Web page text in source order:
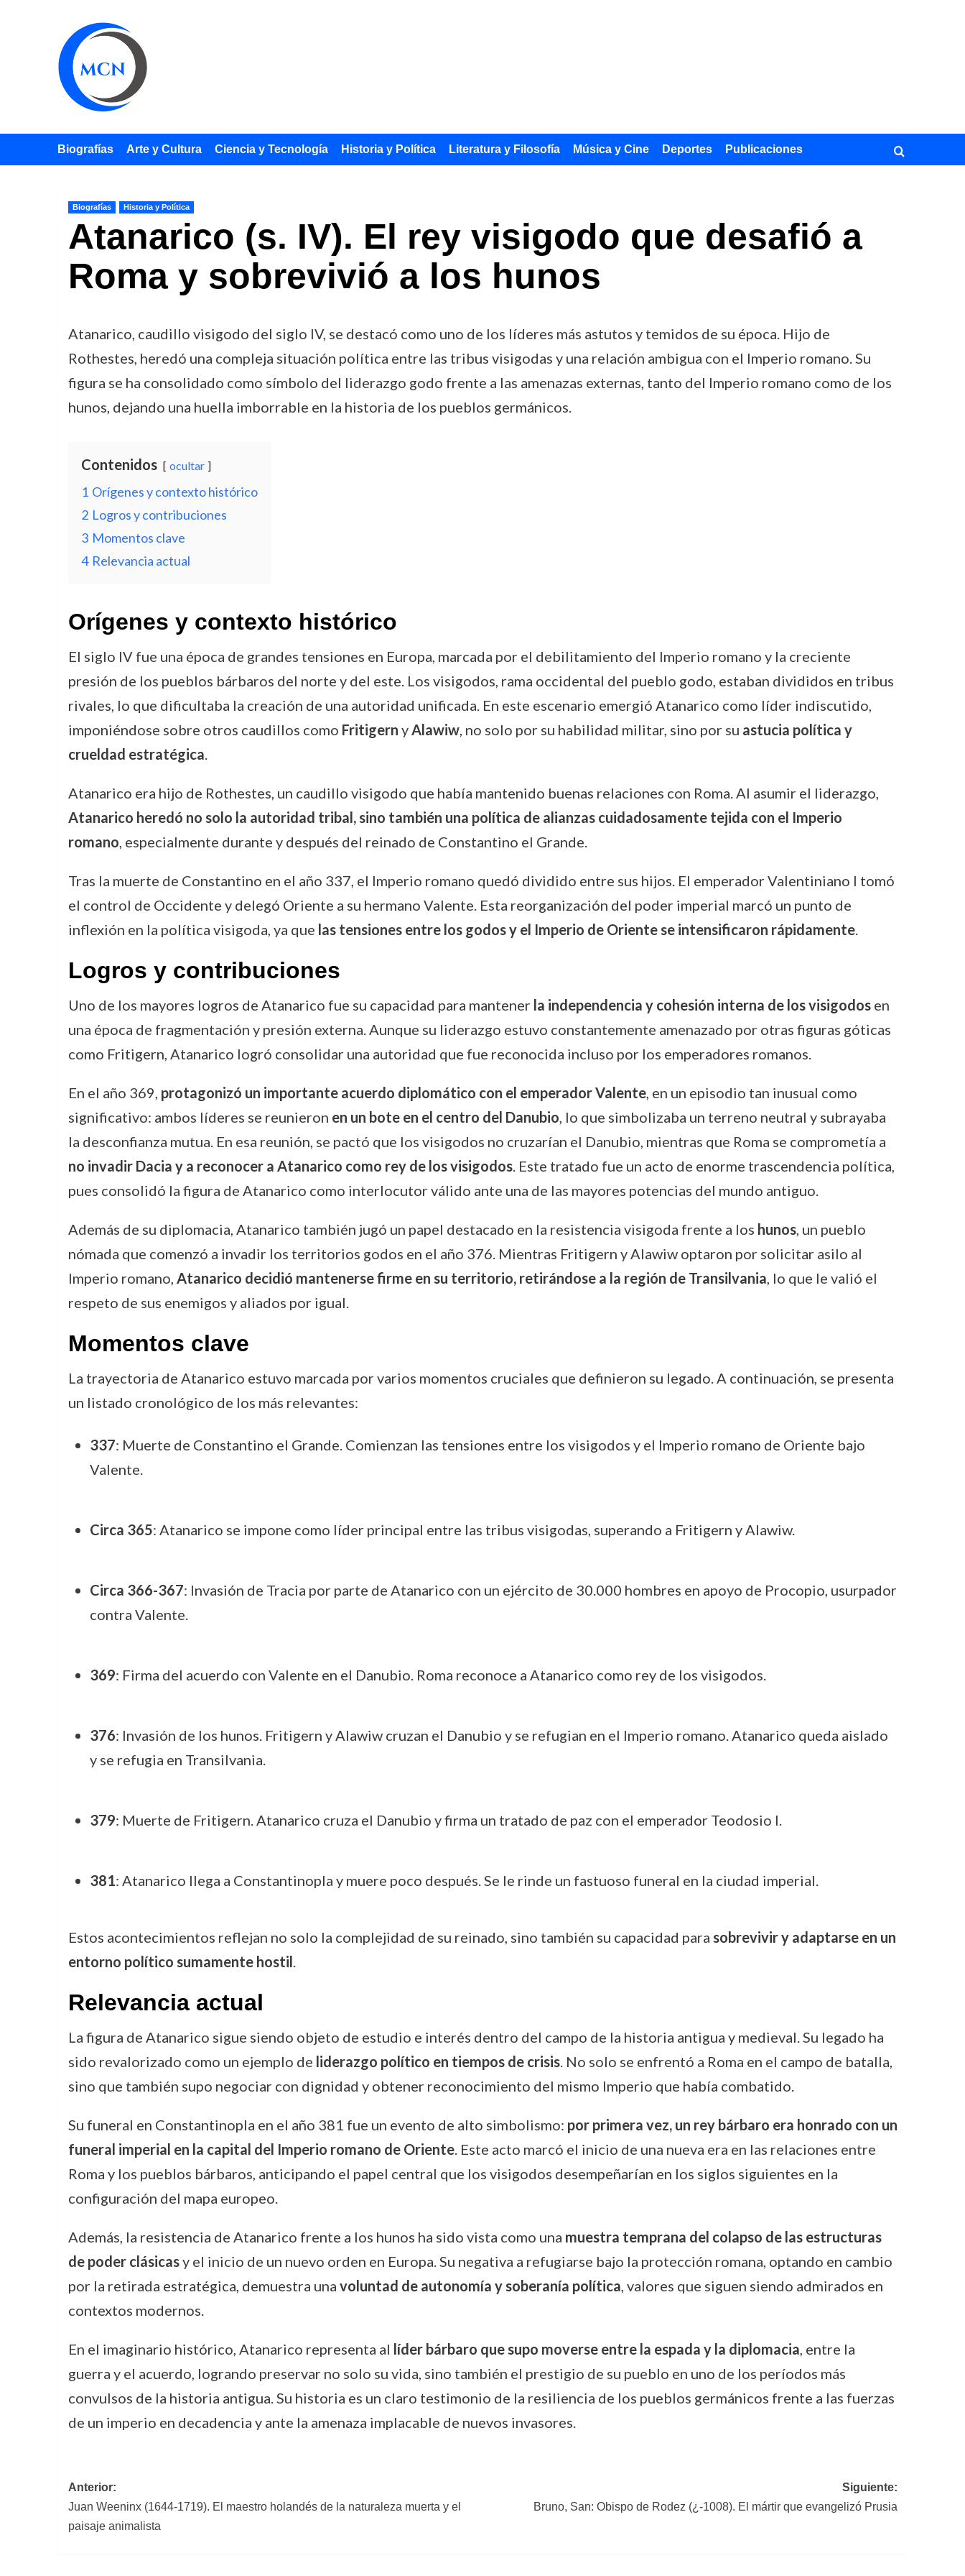
Biografías Arte y Cultura Ciencia y Tecnología Historia y Política Literatura y Filosofía Música y Cine Deportes Publicaciones
Biografías Historia y Política
Atanarico (s. IV). El rey visigodo que desafió a
Roma y sobrevivió a los hunos
Atanarico, caudillo visigodo del siglo IV, se destacó como uno de los líderes más astutos y temidos de su época. Hijo de
Rothestes, heredó una compleja situación política entre las tribus visigodas y una relación ambigua con el Imperio romano. Su
figura se ha consolidado como símbolo del liderazgo godo frente a las amenazas externas, tanto del Imperio romano como de los
hunos, dejando una huella imborrable en la historia de los pueblos germánicos.
Contenidos ocultar
1 Orígenes y contexto histórico
2 Logros y contribuciones
3 Momentos clave
4 Relevancia actual
Orígenes y contexto histórico
El siglo IV fue una época de grandes tensiones en Europa, marcada por el debilitamiento del Imperio romano y la creciente
presión de los pueblos bárbaros del norte y del este. Los visigodos, rama occidental del pueblo godo, estaban divididos en tribus
rivales, lo que dificultaba la creación de una autoridad unificada. En este escenario emergió Atanarico como líder indiscutido,
imponiéndose sobre otros caudillos como Fritigern yAlawiw, no solo por su habilidad militar, sino por su astucia política y
crueldad estratégica.
Atanarico era hijo de Rothestes, un caudillo visigodo que había mantenido buenas relaciones con Roma. Al asumir el liderazgo,
Atanarico heredó no solo la autoridad tribal, sino también una política de alianzas cuidadosamente tejida con el Imperio
romano, especialmente durante y después del reinado de Constantino el Grande.
Tras la muerte de Constantino en el año 337, el Imperio romano quedó dividido entre sus hijos. El emperador Valentiniano I tomó
el control de Occidente y delegó Oriente a su hermano Valente. Esta reorganización del poder imperial marcó un punto de
inflexión en la política visigoda, ya que las tensiones entre los godos y el Imperio de Oriente se intensificaron rápidamente.
Logros y contribuciones
Uno de los mayores logros de Atanarico fue su capacidad para mantener la independencia y cohesión interna de los visigodosen
una época de fragmentación y presión externa. Aunque su liderazgo estuvo constantemente amenazado por otras figuras góticas
como Fritigern, Atanarico logró consolidar una autoridad que fue reconocida incluso por los emperadores romanos.
En el año 369, protagonizó un importante acuerdo diplomático con el emperador Valente, en un episodio tan inusual como
significativo: ambos líderes se reunieron en un bote en el centro del Danubio, lo que simbolizaba un terreno neutral y subrayaba
la desconfianza mutua. En esa reunión, se pactó que los visigodos no cruzarían el Danubio, mientras que Roma se comprometía a
no invadir Dacia y a reconocer a Atanarico como rey de los visigodos. Este tratado fue un acto de enorme trascendencia política,
pues consolidó la figura de Atanarico como interlocutor válido ante una de las mayores potencias del mundo antiguo.
Además de su diplomacia, Atanarico también jugó un papel destacado en la resistencia visigoda frente a los hunos, un pueblo
nómada que comenzó a invadir los territorios godos en el año 376. Mientras Fritigern y Alawiw optaron por solicitar asilo al
Imperio romano, Atanarico decidió mantenerse firme en su territorio, retirándose a la región de Transilvania, lo que le valió el
respeto de sus enemigos y aliados por igual.
Momentos clave
La trayectoria de Atanarico estuvo marcada por varios momentos cruciales que definieron su legado. A continuación, se presenta
un listado cronológico de los más relevantes:
337: Muerte de Constantino el Grande. Comienzan las tensiones entre los visigodos y el Imperio romano de Oriente bajo
Valente.
Circa 365: Atanarico se impone como líder principal entre las tribus visigodas, superando a Fritigern y Alawiw.
Circa 366-367: Invasión de Tracia por parte de Atanarico con un ejército de 30.000 hombres en apoyo de Procopio, usurpador
contra Valente.
369: Firma del acuerdo con Valente en el Danubio. Roma reconoce a Atanarico como rey de los visigodos.
376: Invasión de los hunos. Fritigern y Alawiw cruzan el Danubio y se refugian en el Imperio romano. Atanarico queda aislado
y se refugia en Transilvania.
379: Muerte de Fritigern. Atanarico cruza el Danubio y firma un tratado de paz con el emperador Teodosio I.
381: Atanarico llega a Constantinopla y muere poco después. Se le rinde un fastuoso funeral en la ciudad imperial.
Estos acontecimientos reflejan no solo la complejidad de su reinado, sino también su capacidad para sobrevivir y adaptarse en un
entorno político sumamente hostil.
Relevancia actual
La figura de Atanarico sigue siendo objeto de estudio e interés dentro del campo de la historia antigua y medieval. Su legado ha
sido revalorizado como un ejemplo de liderazgo político en tiempos de crisis. No solo se enfrentó a Roma en el campo de batalla,
sino que también supo negociar con dignidad y obtener reconocimiento del mismo Imperio que había combatido.
Su funeral en Constantinopla en el año 381 fue un evento de alto simbolismo: por primera vez, un rey bárbaro era honrado con un
funeral imperial en la capital del Imperio romano de Oriente. Este acto marcó el inicio de una nueva era en las relaciones entre
Roma y los pueblos bárbaros, anticipando el papel central que los visigodos desempeñarían en los siglos siguientes en la
configuración del mapa europeo.
Además, la resistencia de Atanarico frente a los hunos ha sido vista como una muestra temprana del colapso de las estructuras
de poder clásicasy el inicio de un nuevo orden en Europa. Su negativa a refugiarse bajo la protección romana, optando en cambio
por la retirada estratégica, demuestra una voluntad de autonomía y soberanía política, valores que siguen siendo admirados en
contextos modernos.
En el imaginario histórico, Atanarico representa al líder bárbaro que supo moverse entre la espada y la diplomacia, entre la
guerra y el acuerdo, logrando preservar no solo su vida, sino también el prestigio de su pueblo en uno de los períodos más
convulsos de la historia antigua. Su historia es un claro testimonio de la resiliencia de los pueblos germánicos frente a las fuerzas
de un imperio en decadencia y ante la amenaza implacable de nuevos invasores.
Navegación
de
Anterior:
Juan Weeninx (1644-1719). El maestro holandés de la naturaleza muerta y el
paisaje animalista
Siguiente:
Bruno, San: Obispo de Rodez (¿-1008). El mártir que evangelizó Prusia